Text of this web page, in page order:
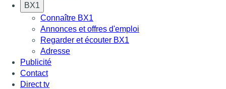
BX1
Connaître BX1
Annonces et offres d'emploi
Regarder et écouter BX1
Adresse
Publicité
Contact
Direct tv